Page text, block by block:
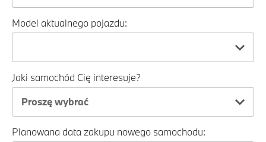
Model aktualnego pojazdu:
Jaki samochód Cię interesuje?
Proszę wybrać
Planowana data zakupu nowego samochodu: